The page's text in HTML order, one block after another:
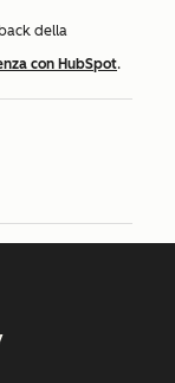
della
con HubSpot.